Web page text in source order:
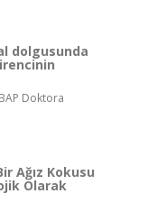
dolgusunda
Doktora
Ağız Kokusu
Olarak